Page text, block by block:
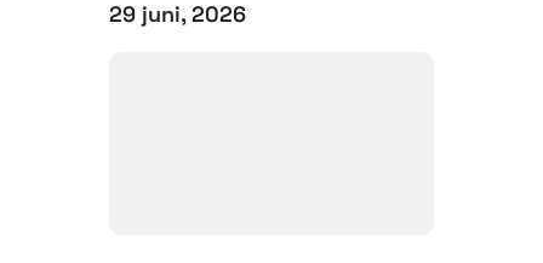
29 juni, 2026